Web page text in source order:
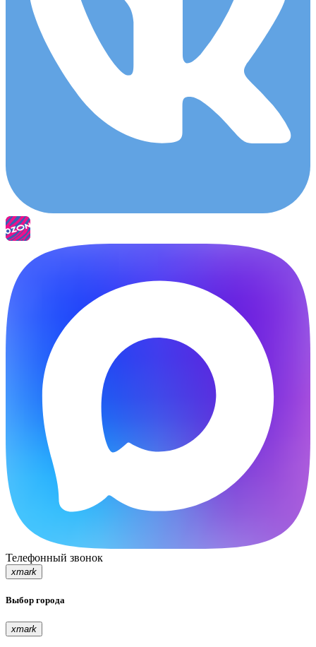
Телефонный звонок
xmark
Выбор города
xmark